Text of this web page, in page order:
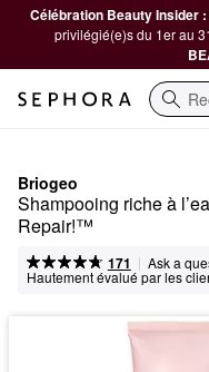
Célébration Beauty Insider :
privilégié(e)s du 1er au
Briogeo
Shampooing riche à
Repair!™
171 | Ask a
Hautement évalué par les